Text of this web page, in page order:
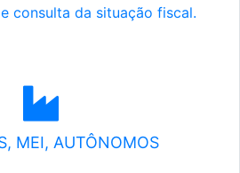
consulta da situação fiscal.
MEI, AUTÔNOMOS